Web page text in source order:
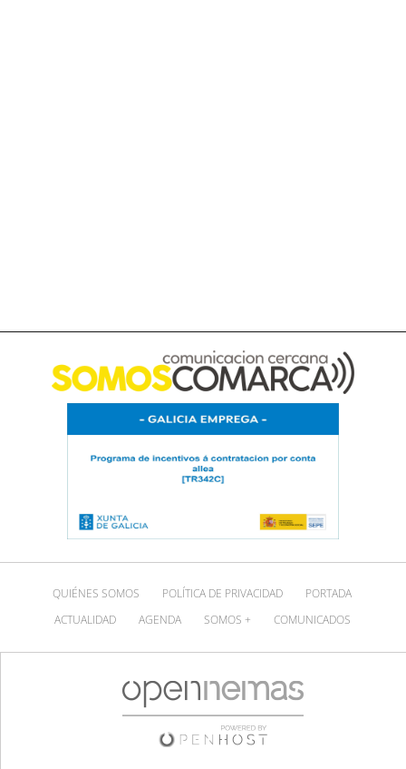
QUIÉNES SOMOS POLÍTICA DE PRIVACIDAD
PORTADA
ACTUALIDAD
AGENDA SOMOS + COMUNICADOS